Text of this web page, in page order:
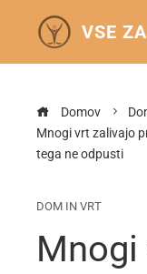
VSE
Domov
Mnogi vrt zalivajo
tega ne odpusti
DOM IN VRT